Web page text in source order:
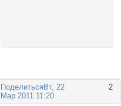
Поделиться 2
Вт, 22
Мар 2011 11:20